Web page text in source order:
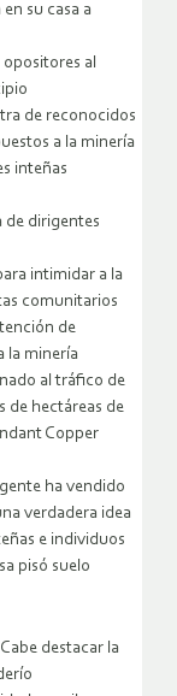
su casa a
al
de reconocidos
a la minería
inteñas
de dirigentes
intimidar a la
comunitarios
de
la minería
al tráfico de
de hectáreas de
Copper
ha vendido
verdadera idea
e individuos
pisó suelo
destacar la